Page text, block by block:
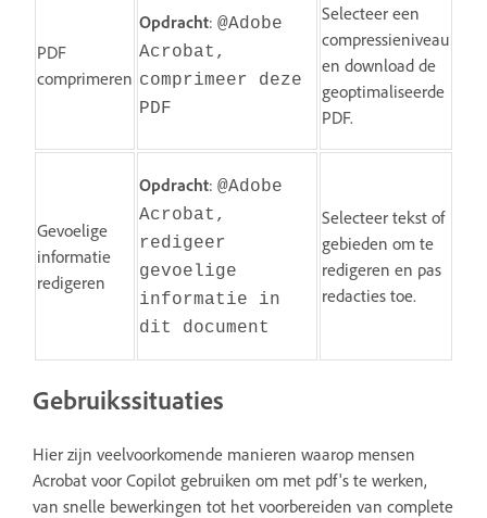
PDF
comprimeren
Opdracht: @Adobe
Acrobat,
comprimeer deze
PDF
Selecteer een
compressieniveau
en download de
geoptimaliseerde
PDF.
Gevoelige
informatie
redigeren
Opdracht: @Adobe
Acrobat,
redigeer
gevoelige
informatie in
dit document
Selecteer tekst of
gebieden om te
redigeren en pas
redacties toe.
Gebruikssituaties
Hier zijn veelvoorkomende manieren waarop mensen
Acrobat voor Copilot gebruiken om met pdf's te werken,
van snelle bewerkingen tot het voorbereiden van complete